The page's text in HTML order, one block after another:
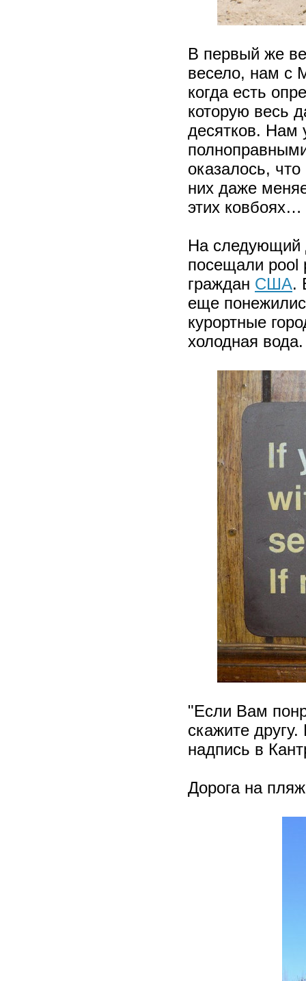
В первый же
весело, нам с
когда есть
которую весь
десятков. Нам
оказалось,
них даже
этих ковбоях…
На следующий
посещали pool
граждан США.
еще
курортные
холодная вода.
"Если Вам
скажите
надпись в
Дорога на пляж